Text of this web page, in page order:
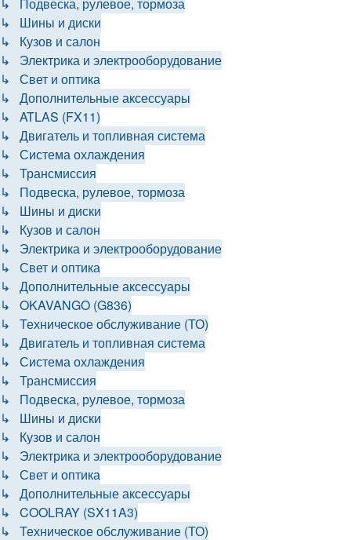
↳ Шины и диски
↳ Кузов и салон
↳ Электрика и электрооборудование
↳ Свет и оптика
↳ Дополнительные аксессуары
↳ ATLAS (FX11)
↳ Двигатель и топливная система
↳ Система охлаждения
↳ Трансмиссия
↳ Подвеска, рулевое, тормоза
↳ Шины и диски
↳ Кузов и салон
↳ Электрика и электрооборудование
↳ Свет и оптика
↳ Дополнительные аксессуары
↳ OKAVANGO (G836)
↳ Техническое обслуживание (ТО)
↳ Двигатель и топливная система
↳ Система охлаждения
↳ Трансмиссия
↳ Подвеска, рулевое, тормоза
↳ Шины и диски
↳ Кузов и салон
↳ Электрика и электрооборудование
↳ Свет и оптика
↳ Дополнительные аксессуары
↳ COOLRAY (SX11A3)
↳ Техническое обслуживание (ТО)